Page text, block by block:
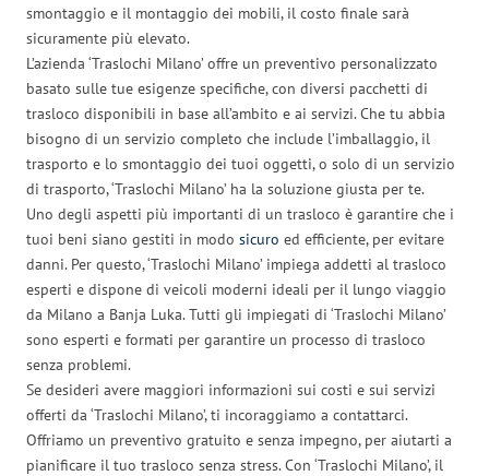
smontaggio e il montaggio dei mobili, il costo finale sarà
sicuramente più elevato.
L’azienda ‘Traslochi Milano’ offre un preventivo personalizzato
basato sulle tue esigenze specifiche, con diversi pacchetti di
trasloco disponibili in base all’ambito e ai servizi. Che tu abbia
bisogno di un servizio completo che include l’imballaggio, il
trasporto e lo smontaggio dei tuoi oggetti, o solo di un servizio
di trasporto, ‘Traslochi Milano’ ha la soluzione giusta per te.
Uno degli aspetti più importanti di un trasloco è garantire che i
tuoi beni siano gestiti in modo sicuro ed efficiente, per evitare
danni. Per questo, ‘Traslochi Milano’ impiega addetti al trasloco
esperti e dispone di veicoli moderni ideali per il lungo viaggio
da Milano a Banja Luka. Tutti gli impiegati di ‘Traslochi Milano’
sono esperti e formati per garantire un processo di trasloco
senza problemi.
Se desideri avere maggiori informazioni sui costi e sui servizi
offerti da ‘Traslochi Milano’, ti incoraggiamo a contattarci.
Offriamo un preventivo gratuito e senza impegno, per aiutarti a
pianificare il tuo trasloco senza stress. Con ‘Traslochi Milano’, il